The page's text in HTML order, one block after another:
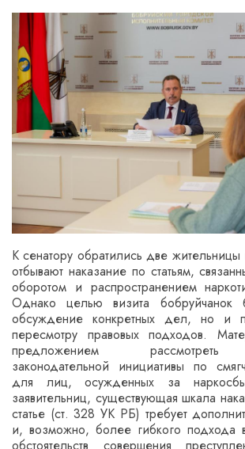
К сенатору обратились две
отбывают наказание по статьям,
оборотом и распространением
Однако целью визита бобруйчанок
обсуждение конкретных дел, но и
пересмотру правовых подходов.
предложением рассмотреть
законодательной инициативы по
для лиц, осужденных за
заявительниц, существующая шкала
статье (ст. 328 УК РБ) требует
и, возможно, более гибкого подхода
обстоятельств совершения